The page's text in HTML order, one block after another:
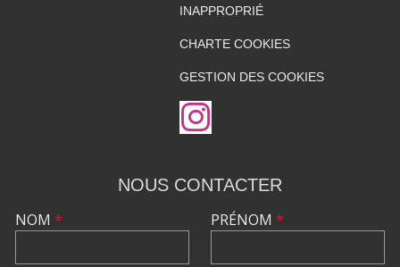
INAPPROPRIÉ
CHARTE COOKIES
GESTION DES COOKIES
NOUS CONTACTER
NOM * PRÉNOM *